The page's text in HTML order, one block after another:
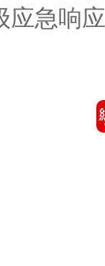
应急响应